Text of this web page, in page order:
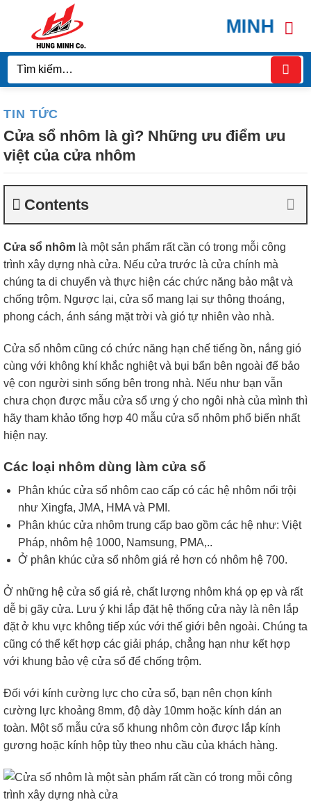
dung
HÙNG MINH
Tìm
TIN TỨC
Cửa sổ nhôm là gì? Những ưu điểm ưu
việt của cửa nhôm
Contents
Cửa sổ nhôm là một sản phẩm rất cần có trong mỗi công
trình xây dựng nhà cửa. Nếu cửa trước là cửa chính mà
chúng ta di chuyển và thực hiện các chức năng bảo mật và
chống trộm. Ngược lại, cửa sổ mang lại sự thông thoáng,
phong cách, ánh sáng mặt trời và gió tự nhiên vào nhà.
Cửa sổ nhôm cũng có chức năng hạn chế tiếng ồn, nắng gió
cùng với không khí khắc nghiệt và bụi bẩn bên ngoài để bảo
vệ con người sinh sống bên trong nhà. Nếu như bạn vẫn
chưa chọn được mẫu cửa sổ ưng ý cho ngôi nhà của mình thì
hãy tham khảo tổng hợp 40 mẫu cửa sổ nhôm phổ biến nhất
hiện nay.
Các loại nhôm dùng làm cửa sổ
Phân khúc cửa sổ nhôm cao cấp có các hệ nhôm nổi trội
như Xingfa, JMA, HMA và PMI.
Phân khúc cửa nhôm trung cấp bao gồm các hệ như: Việt
Pháp, nhôm hệ 1000, Namsung, PMA,..
Ở phân khúc cửa sổ nhôm giá rẻ hơn có nhôm hệ 700.
Ở những hệ cửa sổ giá rẻ, chất lượng nhôm khá ọp ẹp và rất
dễ bị gãy cửa. Lưu ý khi lắp đặt hệ thống cửa này là nên lắp
đặt ở khu vực không tiếp xúc với thế giới bên ngoài. Chúng ta
cũng có thể kết hợp các giải pháp, chẳng hạn như kết hợp
với khung bảo vệ cửa sổ để chống trộm.
Đối với kính cường lực cho cửa sổ, bạn nên chọn kính
cường lực khoảng 8mm, độ dày 10mm hoặc kính dán an
toàn. Một số mẫu cửa sổ khung nhôm còn được lắp kính
gương hoặc kính hộp tùy theo nhu cầu của khách hàng.